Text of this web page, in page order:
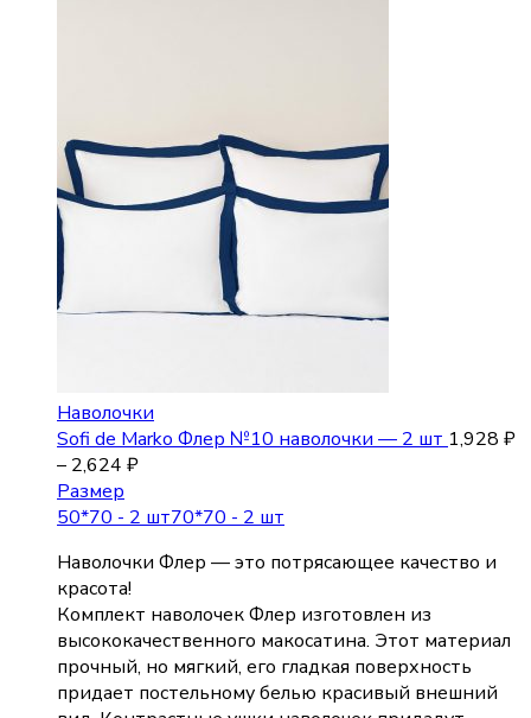
Наволочки
Sofi de Marko Флер №10 наволочки — 2 шт 1,928 ₽
– 2,624 ₽
Размер
50*70 - 2 шт70*70 - 2 шт
Наволочки Флер — это потрясающее качество и
красота!
Комплект наволочек Флер изготовлен из
высококачественного макосатина. Этот материал
прочный, но мягкий, его гладкая поверхность
придает постельному белью красивый внешний